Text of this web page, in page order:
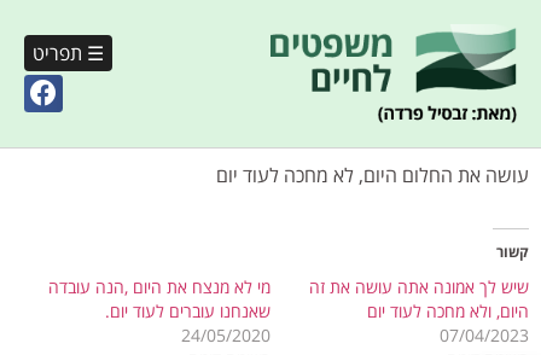
☰ תפריט
עושה את החלום היום, לא מחכה לעוד יום
קשור
שיש לך אמונה אתה עושה את זה
היום, ולא מחכה לעוד יום
07/04/2023
מי לא מנצח את היום ,הנה עובדה
שאנחנו עוברים לעוד יום.
24/05/2020